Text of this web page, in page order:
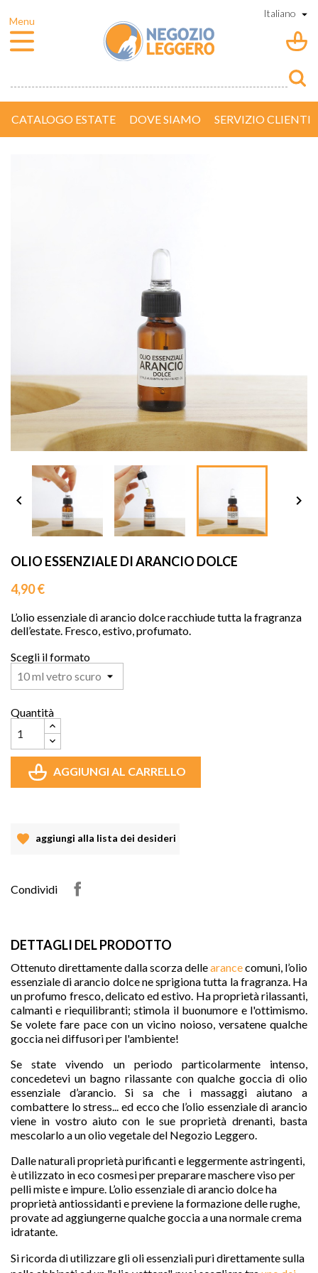

CATALOGO ESTATE DOVE SIAMO SERVIZIO CLIENTI
 
OLIO ESSENZIALE DI ARANCIO DOLCE
4,90 €
L’olio essenziale di arancio dolce racchiude tutta la fragranza
dell’estate. Fresco, estivo, profumato.
Scegli il formato
Quantità

AGGIUNGI AL CARRELLO
favorite
aggiungi alla lista dei desideri
Condividi
DETTAGLI DEL PRODOTTO
Ottenuto direttamente dalla scorza dellearancecomuni, l’olio
essenziale di arancio dolce ne sprigiona tutta la fragranza. Ha
un profumo fresco, delicato ed estivo. Ha proprietà rilassanti,
calmanti e riequilibranti; stimola il buonumore e l'ottimismo.
Se volete fare pace con un vicino noioso, versatene qualche
goccia nei diffusori per l'ambiente!
Se state vivendo un periodo particolarmente intenso,
concedetevi un bagno rilassante con qualche goccia di olio
essenziale d’arancio. Si sa che i massaggi aiutano a
combattere lo stress... ed ecco che l’olio essenziale di arancio
viene in vostro aiuto con le sue proprietà drenanti, basta
mescolarlo a un olio vegetale del Negozio Leggero.
Dalle naturali proprietà purificanti e leggermente astringenti,
è utilizzato in eco cosmesi per preparare maschere viso per
pelli miste e impure. L’olio essenziale di arancio dolce ha
proprietà antiossidanti e previene la formazione delle rughe,
provate ad aggiungerne qualche goccia a una normale crema
idratante.
Si ricorda di utilizzare gli oli essenziali puri direttamente sulla